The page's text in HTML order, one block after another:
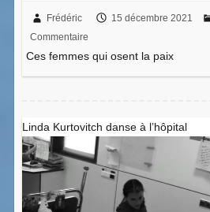
Frédéric 15 décembre 2021
Commentaire
Ces femmes qui osent la paix
Linda Kurtovitch danse à l’hôpital